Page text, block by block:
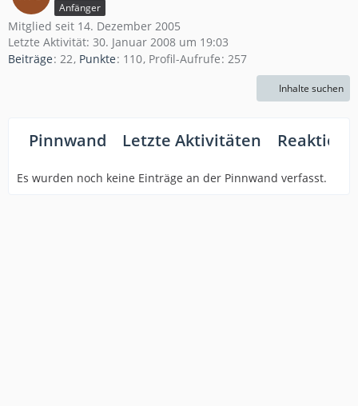
Anfänger
Mitglied seit 14. Dezember 2005
Letzte Aktivität: 30. Januar 2008 um 19:03
Beiträge 22 Punkte 110 Profil-Aufrufe 257
Inhalte suchen
Pinnwand Letzte Aktivitäten
Es wurden noch keine Einträge an der Pinnwand verfasst.